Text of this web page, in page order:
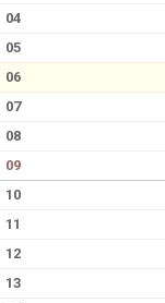
KALENDER
04
05
06
07
08
09
10
11
12
13